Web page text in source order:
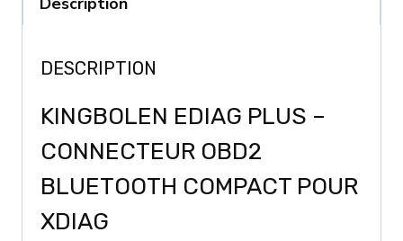
ECU
and
Diagnostic
Tool
DESCRIPTION
KINGBOLEN EDIAG PLUS –
CONNECTEUR OBD2
BLUETOOTH COMPACT POUR
XDIAG